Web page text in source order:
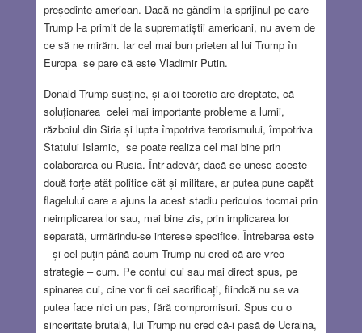
președinte american. Dacă ne gândim la sprijinul pe care
Trump l-a primit de la suprematiștii americani, nu avem de
ce să ne mirăm. Iar cel mai bun prieten al lui Trump în
Europa se pare că este Vladimir Putin.
Donald Trump susține, și aici teoretic are dreptate, că
soluționarea celei mai importante probleme a lumii,
războiul din Siria și lupta împotriva terorismului, împotriva
Statului Islamic, se poate realiza cel mai bine prin
colaborarea cu Rusia. Într-adevăr, dacă se unesc aceste
două forțe atât politice cât și militare, ar putea pune capăt
flagelului care a ajuns la acest stadiu periculos tocmai prin
neimplicarea lor sau, mai bine zis, prin implicarea lor
separată, urmărindu-se interese specifice. Întrebarea este
– și cel puțin până acum Trump nu cred că are vreo
strategie – cum. Pe contul cui sau mai direct spus, pe
spinarea cui, cine vor fi cei sacrificați, fiindcă nu se va
putea face nici un pas, fără compromisuri. Spus cu o
sinceritate brutală, lui Trump nu cred că-i pasă de Ucraina,